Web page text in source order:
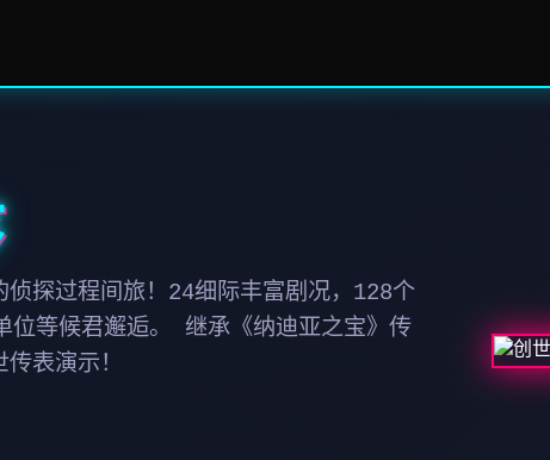
侦探过程间旅！24细际丰富剧况，128个
位等候君邂逅。 继承《纳迪亚之宝》传
表演示！